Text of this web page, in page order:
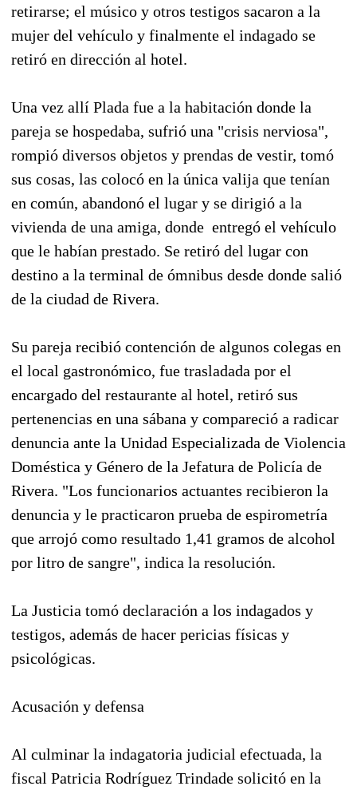
retirarse; el músico y otros testigos sacaron a la
mujer del vehículo y finalmente el indagado se
retiró en dirección al hotel.
Una vez allí Plada fue a la habitación donde la
pareja se hospedaba, sufrió una "crisis nerviosa",
rompió diversos objetos y prendas de vestir, tomó
sus cosas, las colocó en la única valija que tenían
en común, abandonó el lugar y se dirigió a la
vivienda de una amiga, donde entregó el vehículo
que le habían prestado. Se retiró del lugar con
destino a la terminal de ómnibus desde donde salió
de la ciudad de Rivera.
Su pareja recibió contención de algunos colegas en
el local gastronómico, fue trasladada por el
encargado del restaurante al hotel, retiró sus
pertenencias en una sábana y compareció a radicar
denuncia ante la Unidad Especializada de Violencia
Doméstica y Género de la Jefatura de Policía de
Rivera. "Los funcionarios actuantes recibieron la
denuncia y le practicaron prueba de espirometría
que arrojó como resultado 1,41 gramos de alcohol
por litro de sangre", indica la resolución.
La Justicia tomó declaración a los indagados y
testigos, además de hacer pericias físicas y
psicológicas.
Acusación y defensa
Al culminar la indagatoria judicial efectuada, la
fiscal Patricia Rodríguez Trindade solicitó en la